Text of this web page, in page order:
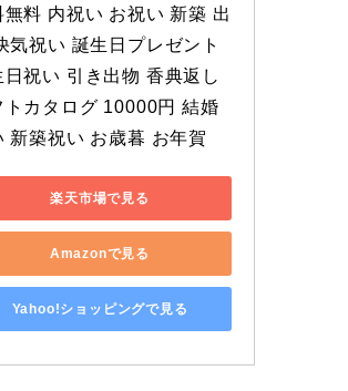
無料 内祝い お祝い 新築 出
気祝い 誕生日プレゼント
日祝い 引き出物 香典返し
トカタログ 10000円 結婚
新築祝い お歳暮 お年賀
楽天市場で見る
Amazonで見る
Yahoo!ショッピングで見る